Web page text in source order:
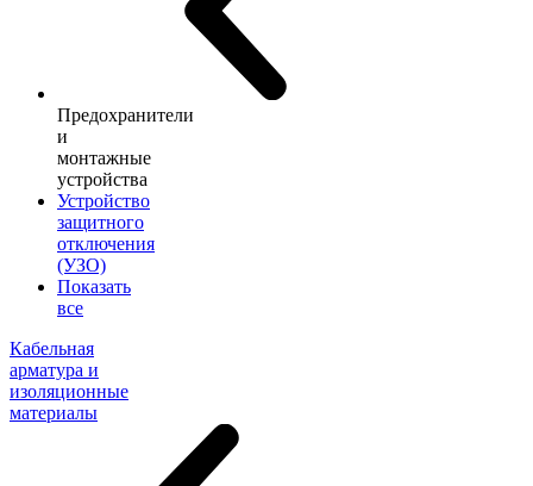
Предохранители
и
монтажные
устройства
Устройство
защитного
отключения
(УЗО)
Показать
все
Кабельная
арматура и
изоляционные
материалы